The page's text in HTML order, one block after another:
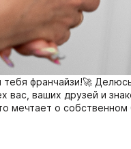
франчайзи!🚀
вас, ваших друзей и
мечтает о собственном
а именно няни,
персонал!